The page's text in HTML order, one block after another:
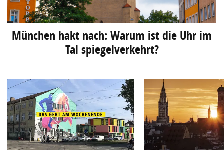
München hakt nach: Warum ist die Uhr im
Tal spiegelverkehrt?